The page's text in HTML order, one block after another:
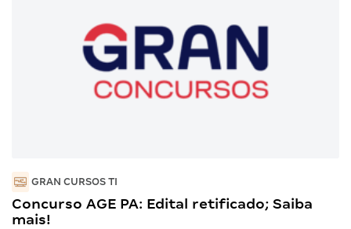
GRAN CURSOS TI
Concurso AGE PA: Edital retificado; Saiba
mais!